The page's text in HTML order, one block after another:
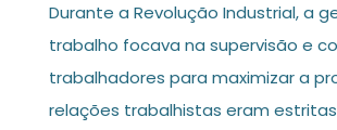
Durante a Revolução Industrial, a
trabalho focava na supervisão e
trabalhadores para maximizar a
relações trabalhistas eram